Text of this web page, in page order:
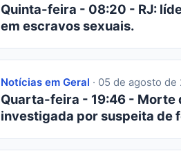
Quinta-feira - 08:20 - RJ:
em escravos sexuais.
Notícias em Geral · 05 de agosto de
Quarta-feira - 19:46 - Morte
investigada por suspeita de